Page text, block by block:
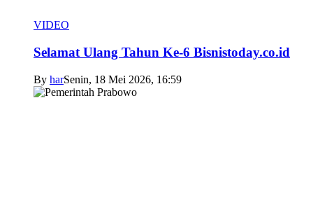
VIDEO
Selamat Ulang Tahun Ke-6 Bisnistoday.co.id
By harSenin, 18 Mei 2026, 16:59